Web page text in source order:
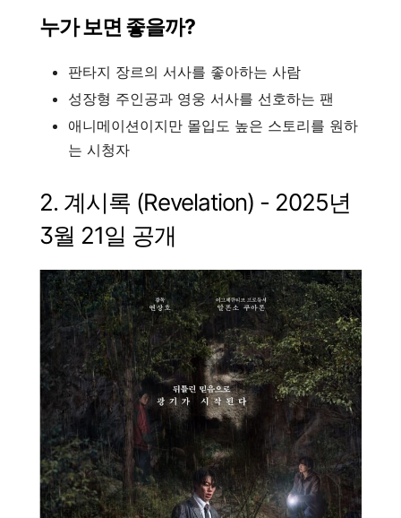
누가 보면 좋을까?
판타지 장르의 서사를 좋아하는 사람
성장형 주인공과 영웅 서사를 선호하는 팬
애니메이션이지만 몰입도 높은 스토리를 원하
는 시청자
2. 계시록 (Revelation) - 2025년
3월 21일 공개